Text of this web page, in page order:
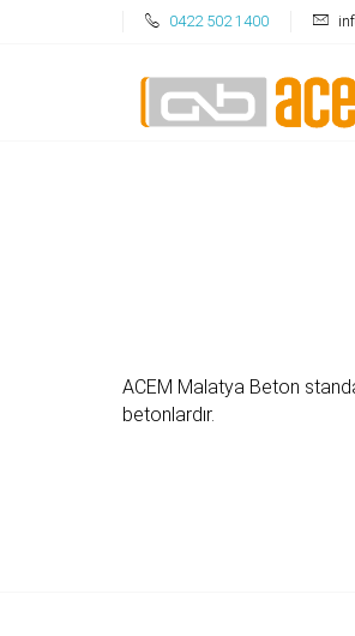
0422 502 1400
ACEM Malatya Beton
betonlardır.